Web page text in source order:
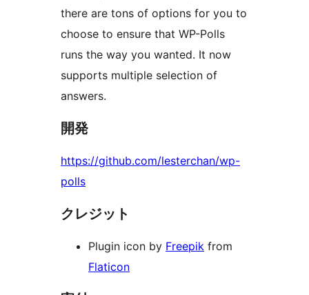
there are tons of options for you to
choose to ensure that WP-Polls
runs the way you wanted. It now
supports multiple selection of
answers.
開発
https://github.com/lesterchan/wp-
polls
クレジット
Plugin icon by Freepik from
Flaticon